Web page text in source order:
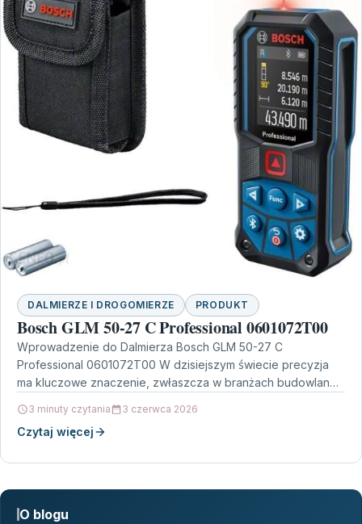
DALMIERZE I DROGOMIERZE PRODUKT
Bosch GLM 50-27 C Professional 0601072T00
Wprowadzenie do Dalmierza Bosch GLM 50-27 C
Professional 0601072T00 W dzisiejszym świecie precyzja
ma kluczowe znaczenie, zwłaszcza w branżach budowlanej,
3 minuty czytania 3 czerwca 2026
Czytaj więcej
O blogu